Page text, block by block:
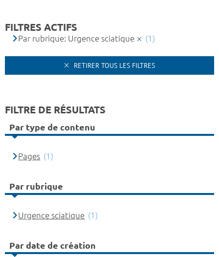
FILTRES ACTIFS
Par rubrique: Urgence sciatique (1)
RETIRER TOUS LES FILTRES
FILTRE DE RÉSULTATS
Par type de contenu
Pages (1)
Par rubrique
Urgence sciatique (1)
Par date de création